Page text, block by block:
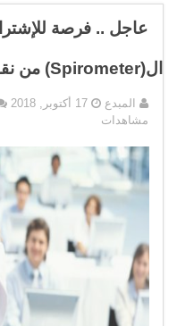
عاجل .. فرصة
ال(Spirometer) من نقابة الأطباء
المبدع 17 أكتوبر, 2018
مشاهدات